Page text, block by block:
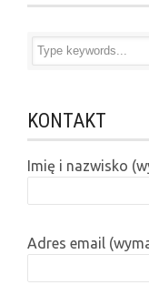
KONTAKT
Imię i nazwisko
Adres email